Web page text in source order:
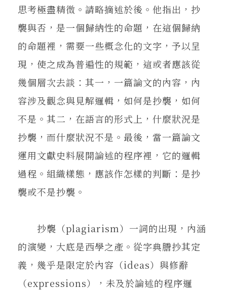
思考極盡精微。請略摘述於後。他指出，抄
襲與否，是一個歸納性的命題，在這個歸納
的命題裡，需要一些概念化的文字，予以呈
現，使之成為普遍性的規範，這或者應該從
幾個層次去談：其一，一篇論文的內容，內
容涉及觀念與見解邏輯，如何是抄襲，如何
不是。其二，在語言的形式上，什麼狀況是
抄襲，而什麼狀況不是。最後，當一篇論文
運用文獻史料展開論述的程序裡，它的邏輯
過程。組織樣態，應該作怎樣的判斷：是抄
襲或不是抄襲。
抄襲（plagiarism）一詞的出現，內涵
的演變，大底是西學之產。從字典謄抄其定
義，幾乎是限定於內容（ideas）與修辭
（expressions），未及於論述的程序邏